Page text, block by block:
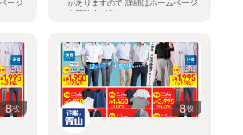
ージ
がありますので 詳細はホームページ
を確認ください
8枚 8枚